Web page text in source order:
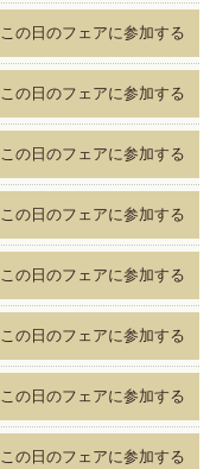
この日のフェアに参加する
この日のフェアに参加する
この日のフェアに参加する
この日のフェアに参加する
この日のフェアに参加する
この日のフェアに参加する
この日のフェアに参加する
この日のフェアに参加する